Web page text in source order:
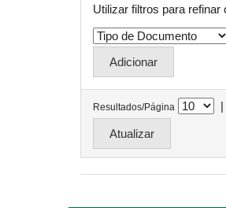
Utilizar filtros para refinar
Resultados/Página |